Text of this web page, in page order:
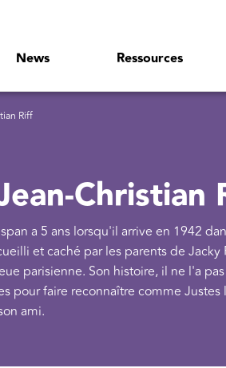
News Ressources
Riff
Christian
a 5 ans lorsqu'il arrive en 1942
et caché par les parents de Jacky
parisienne. Son histoire, il ne l'a
pour faire reconnaître comme
ami.